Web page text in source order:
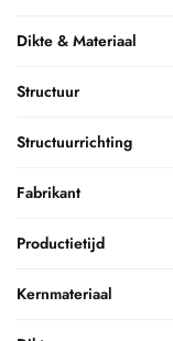
Dikte & Materiaal
Structuur
Structuurrichting
Fabrikant
Productietijd
Kernmateriaal